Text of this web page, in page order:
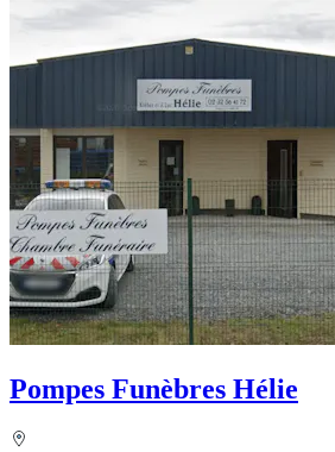
Pompes Funèbres Hélie